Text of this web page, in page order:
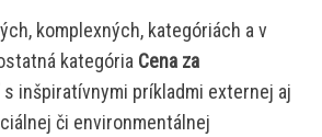
komplexných, kategóriách a v
kategória Cena za
inšpiratívnymi príkladmi externej aj
či environmentálnej